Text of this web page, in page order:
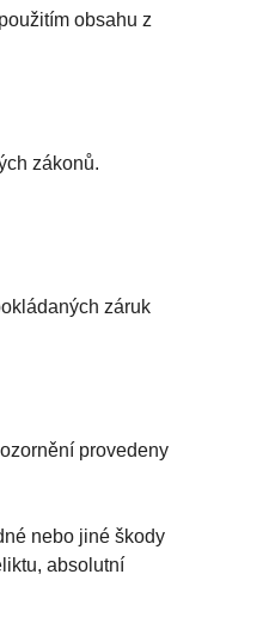
obsahu z
zákonů.
záruk
provedeny
nebo jiné škody
absolutní